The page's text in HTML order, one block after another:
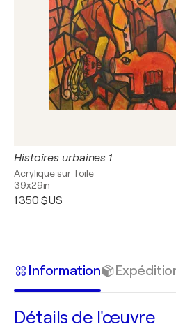
Histoires urbaines 1
Acrylique sur Toile
39x29in
1 350 $US
Information
Détails de l'œuvre